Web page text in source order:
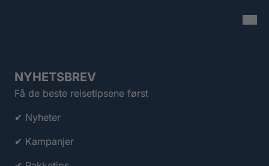
NYHETSBREV
Få de beste reisetipsene først
✔ Nyheter
✔ Kampanjer